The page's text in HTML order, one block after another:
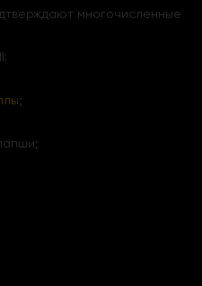
многочисленные
;